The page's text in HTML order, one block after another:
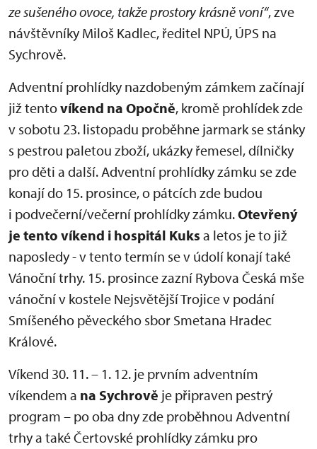
ze sušeného ovoce, takže prostory krásně voní“, zve
návštěvníky Miloš Kadlec, ředitel NPÚ, ÚPS na
Sychrově.
Adventní prohlídky nazdobeným zámkem začínají
již tentovíkend na Opočně, kromě prohlídek zde
v sobotu 23. listopadu proběhne jarmark se stánky
s pestrou paletou zboží, ukázky řemesel, dílničky
pro děti a další. Adventní prohlídky zámku se zde
konají do 15. prosince, o pátcích zde budou
i podvečerní/večerní prohlídky zámku.Otevřený
je tento víkend i hospitál Kuks a letos je to již
naposledy - v tento termín se v údolí konají také
Vánoční trhy. 15. prosince zazní Rybova Česká mše
vánoční v kostele Nejsvětější Trojice v podání
Smíšeného pěveckého sbor Smetana Hradec
Králové.
Víkend 30. 11. – 1. 12. je prvním adventním
víkendem a na Sychrově je připraven pestrý
program – po oba dny zde proběhnou Adventní
trhy a také Čertovské prohlídky zámku pro